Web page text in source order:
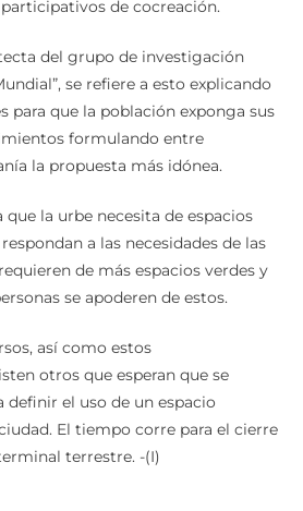
de cocreación.
del grupo de investigación
se refiere a esto explicando
para que la población exponga sus
formulando entre
la propuesta más idónea.
la urbe necesita de espacios
a las necesidades de las
de más espacios verdes y
se apoderen de estos.
así como estos
otros que esperan que se
definir el uso de un espacio
El tiempo corre para el cierre
terrestre. -(I)